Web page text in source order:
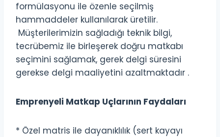
formülasyonu ile özenle seçilmiş
hammaddeler kullanılarak üretilir.
Müşterilerimizin sağladığı teknik bilgi,
tecrübemiz ile birleşerek doğru matkabı
seçimini sağlamak, gerek delgi süresini
gerekse delgi maaliyetini azaltmaktadır .
Emprenyeli Matkap Uçlarının Faydaları
* Özel matris ile dayanıklılık (sert kayayı